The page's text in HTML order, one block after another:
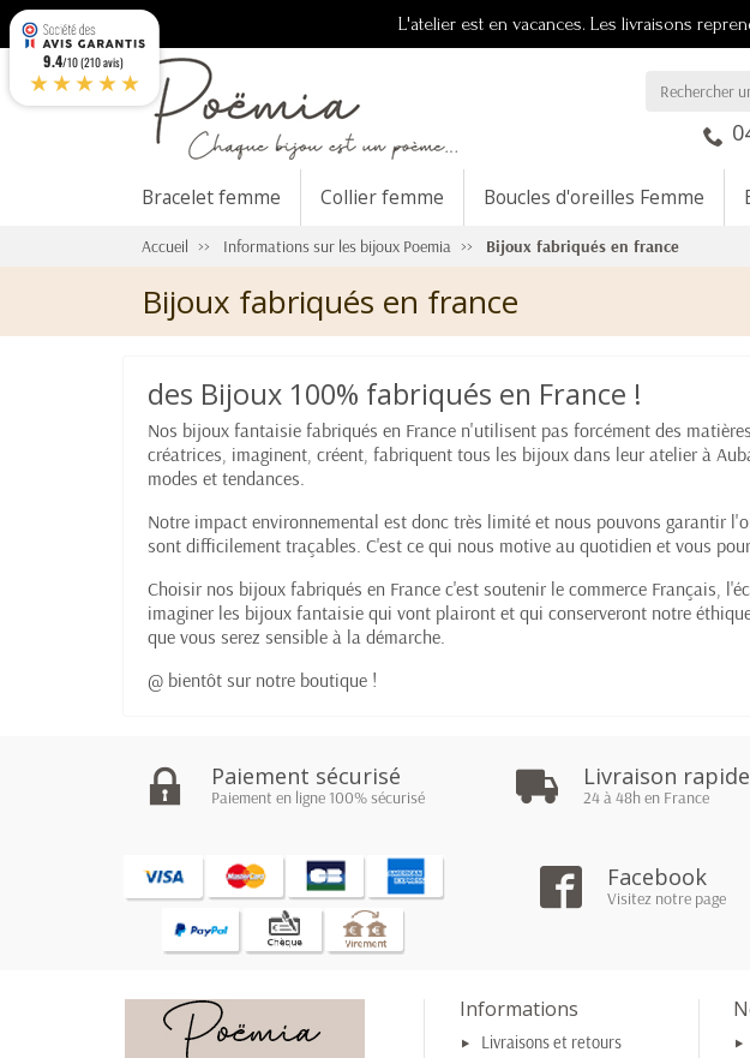
L'atelier est en vacances. Les livraisons
Bracelet femme Collier femme Boucles d'oreilles Femme
Accueil Informations sur les bijoux Poemia Bijoux fabriqués en france
Bijoux fabriqués en france
des Bijoux 100% fabriqués en France !
Nos bijoux fantaisie fabriqués en France n'utilisent pas forcément des
créatrices, imaginent, créent, fabriquent tous les bijoux dans leur atelier à
modes et tendances.
Notre impact environnemental est donc très limité et nous pouvons garantir
sont difficilement traçables. C'est ce qui nous motive au quotidien et vous
Choisir nos bijoux fabriqués en France c'est soutenir le commerce Français,
imaginer les bijoux fantaisie qui vont plairont et qui conserveront notre
que vous serez sensible à la démarche.
@ bientôt sur notre boutique !
Paiement sécurisé
Paiement en ligne 100% sécurisé
Livraison rapide
24 à 48h en France
Facebook
Visitez notre page
Informations
Livraisons et retours
9.4/10 (210 avis)
★★★★★